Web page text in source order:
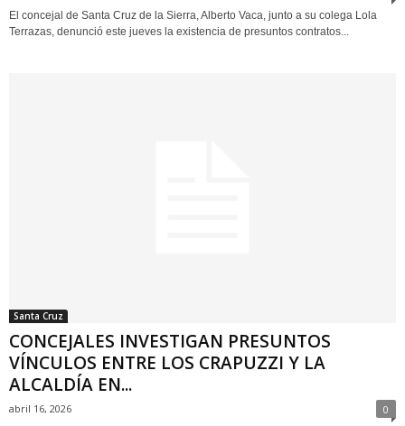
El concejal de Santa Cruz de la Sierra, Alberto Vaca, junto a su colega Lola
Terrazas, denunció este jueves la existencia de presuntos contratos...
Santa Cruz
CONCEJALES INVESTIGAN PRESUNTOS
VÍNCULOS ENTRE LOS CRAPUZZI Y LA
ALCALDÍA EN...
abril 16, 2026 0